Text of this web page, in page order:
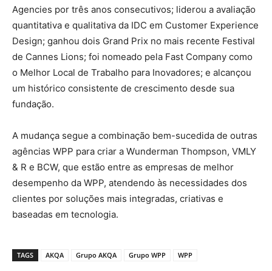
Agencies por três anos consecutivos; liderou a avaliação
quantitativa e qualitativa da IDC em Customer Experience
Design; ganhou dois Grand Prix no mais recente Festival
de Cannes Lions; foi nomeado pela Fast Company como
o Melhor Local de Trabalho para Inovadores; e alcançou
um histórico consistente de crescimento desde sua
fundação.
A mudança segue a combinação bem-sucedida de outras
agências WPP para criar a Wunderman Thompson, VMLY
& R e BCW, que estão entre as empresas de melhor
desempenho da WPP, atendendo às necessidades dos
clientes por soluções mais integradas, criativas e
baseadas em tecnologia.
TAGS AKQA Grupo AKQA Grupo WPP WPP